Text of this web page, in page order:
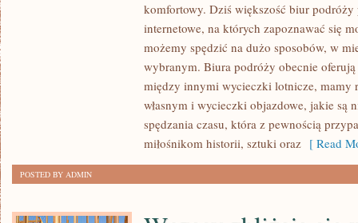
WIĘKSZOŚĆ
WYSZUKIWANIE
OFERT
ZA
komfortowy. Dziś większość biur podróży
internetowe, na których zapoznawać się
możemy spędzić na dużo sposobów, w
wybranym. Biura podróży obecnie
między innymi wycieczki lotnicze, mamy
własnym i wycieczki objazdowe, jakie są
spędzania czasu, która z pewnością
miłośnikom historii, sztuki oraz [ Read
POSTED BY ADMIN